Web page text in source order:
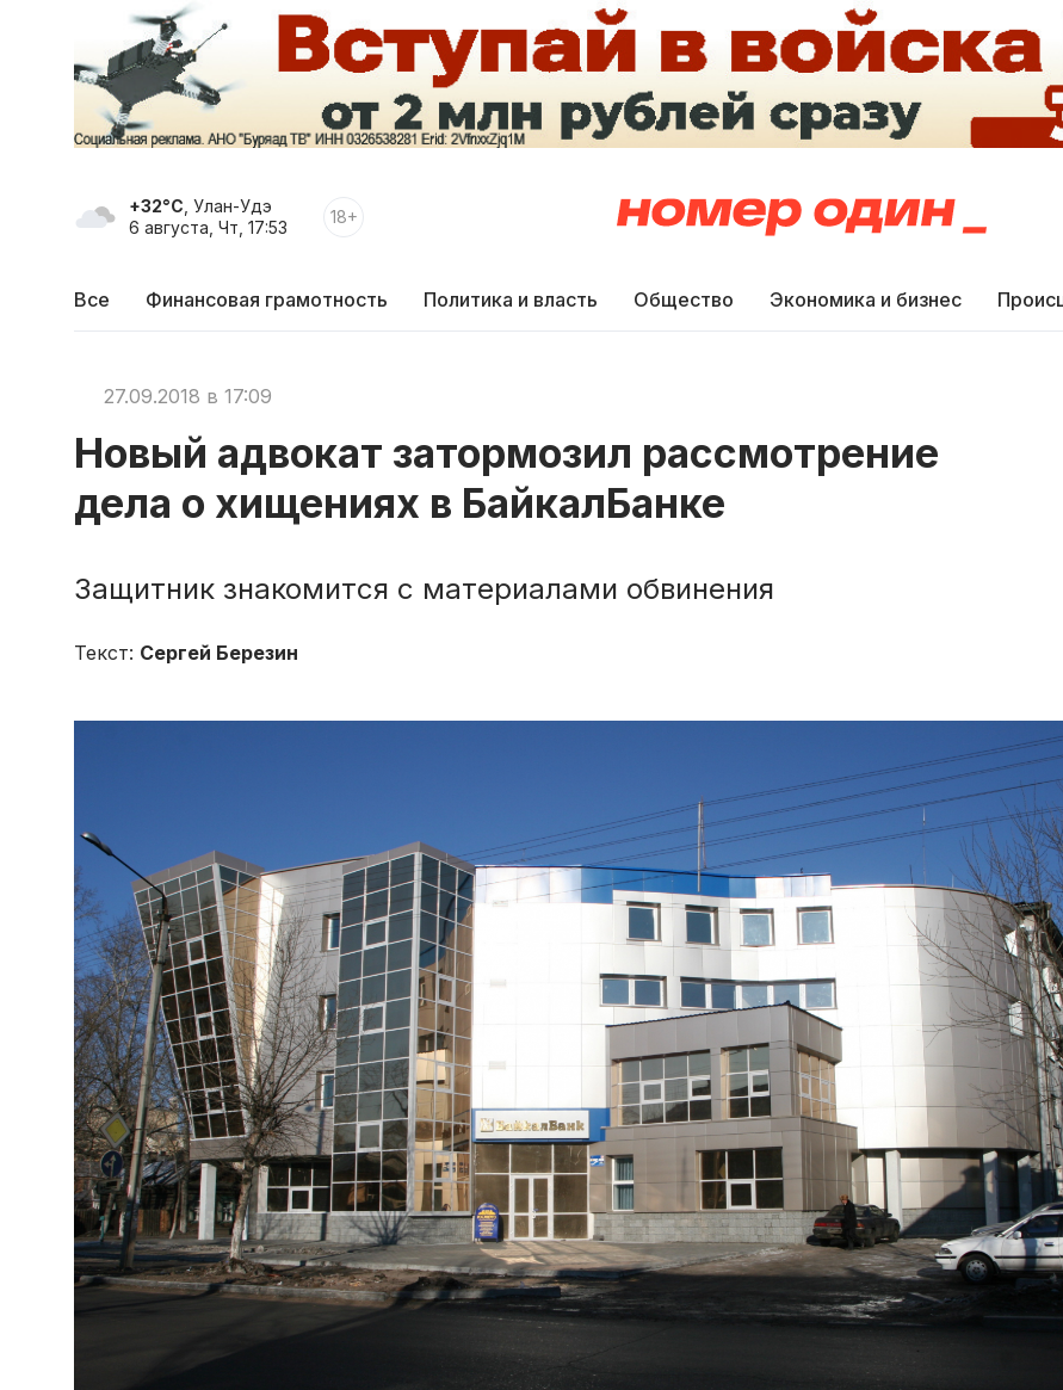
+32°C , Улан-Удэ
6 августа, Чт, 17:53
18+
Все Финансовая грамотность Политика и власть Общество Экономика и бизнес
27.09.2018 в 17:09
Новый адвокат затормозил рассмотрение
дела о хищениях в БайкалБанке
Защитник знакомится с материалами обвинения
Текст: Сергей Березин